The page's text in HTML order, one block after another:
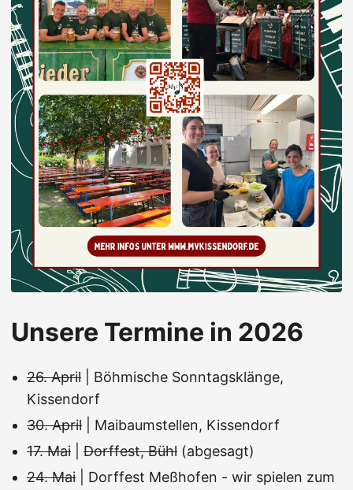
Unsere Termine in 2026
26. April | Böhmische Sonntagsklänge,
Kissendorf
30. April | Maibaumstellen, Kissendorf
17. Mai
Dorffest, Bühl (abgesagt)
24. Mai | Dorffest Meßhofen - wir spielen zum